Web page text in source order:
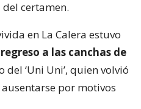
certamen.
en La Calera estuvo
a las canchas de
del ‘Uni Uni’, quien volvió
por motivos